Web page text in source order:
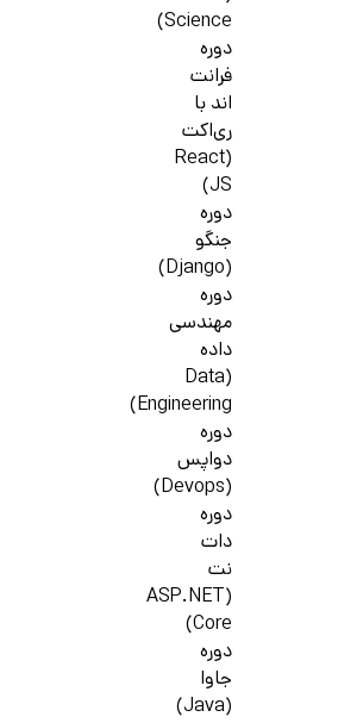
Science)
دوره
فرانت
اند با
ری‌اکت
(React
JS)
دوره
جنگو
(Django)
دوره
مهندسی
داده
(Data
Engineering)
دوره
دواپس
(Devops)
دوره
دات
نت
(ASP.NET
Core)
دوره
جاوا
(Java)